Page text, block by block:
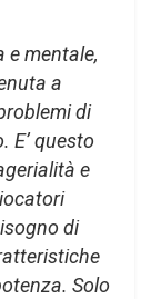
e mentale,
a
di
E’ questo
e
di
Solo